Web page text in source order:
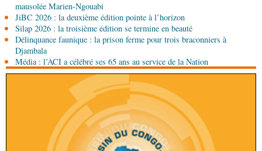
SportNzango: Sylvie Malonga élue présidente du
bureau exécutif d’Afis sport Pointe-Noire
Afrique-MondeAfrique de l'Ouest : les mafias du
numérique inventent une nouvelle traite humaine
mausolée Marien-Ngouabi
JiBC 2026 : la deuxième édition pointe à l’horizon
Silap 2026 : la troisième édition se termine en beauté
Délinquance faunique : la prison ferme pour trois braconniers à
Djambala
Média : l’ACI a célébré ses 65 ans au service de la Nation